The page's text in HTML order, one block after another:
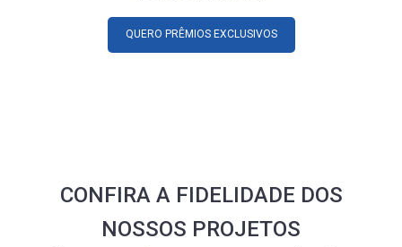
QUERO PRÊMIOS EXCLUSIVOS
CONFIRA A FIDELIDADE DOS
NOSSOS PROJETOS